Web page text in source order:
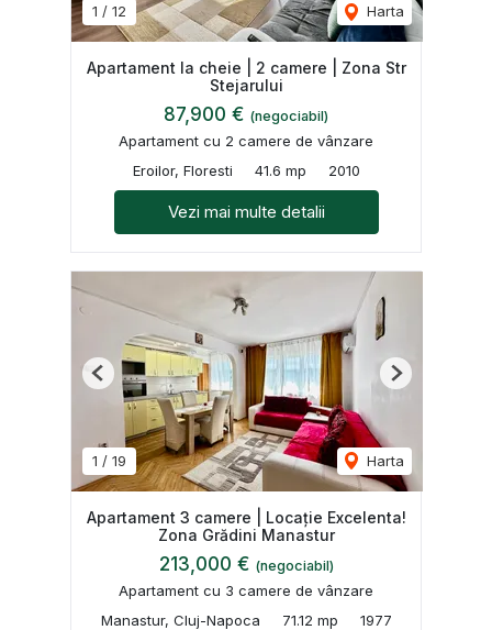
1 / 12 Harta
Apartament la cheie | 2 camere | Zona Str
Stejarului
87,900 € (negociabil)
Apartament cu 2 camere de vânzare
Eroilor, Floresti
41.6 mp 2010
Vezi mai multe detalii
1 / 19 Harta
Previous Next
Apartament 3 camere | Locație Excelenta!
Zona Grădini Manastur
213,000 € (negociabil)
Apartament cu 3 camere de vânzare
Manastur, Cluj-Napoca
71.12 mp 1977